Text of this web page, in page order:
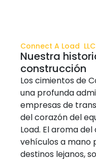
Connect A Load LLC
Nuestra
construcción
Los cimientos de
una profunda
empresas de
del corazón del
Load. El aroma
vehículos a mano
destinos lejanos,